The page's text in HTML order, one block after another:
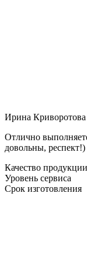
Ирина Криворотова
Отлично
довольны, респект!)
Качество продукции
Уровень сервиса
Срок изготовления